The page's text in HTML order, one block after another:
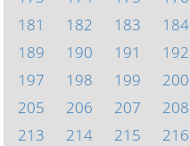
181
182 183 184
189
190 191 192
197
198 199 200
205
206 207 208
213
214 215 216